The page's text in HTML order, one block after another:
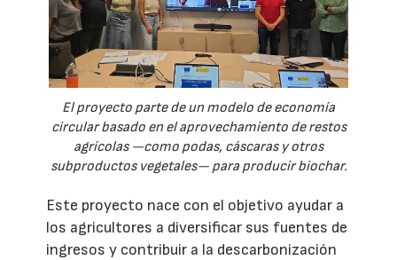
El proyecto parte de un modelo de economía
circular basado en el aprovechamiento de restos
agrícolas —como podas, cáscaras y otros
subproductos vegetales— para producir biochar.
Este proyecto nace con el objetivo ayudar a
los agricultores a diversificar sus fuentes de
ingresos y contribuir a la descarbonización